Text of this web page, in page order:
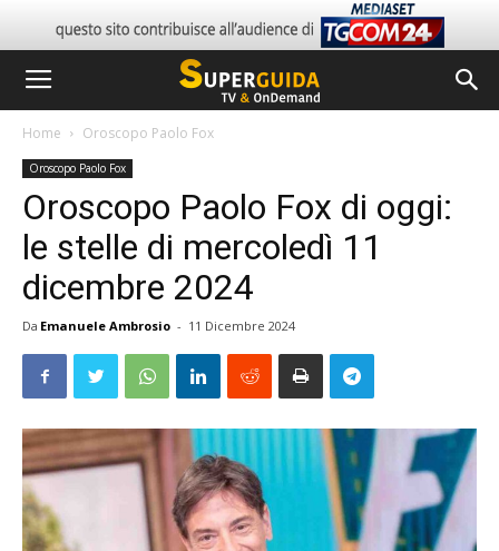
Home Oroscopo Paolo Fox
Oroscopo Paolo Fox
Oroscopo Paolo Fox di oggi:
le stelle di mercoledì 11
dicembre 2024
Da Emanuele Ambrosio - 11 Dicembre 2024